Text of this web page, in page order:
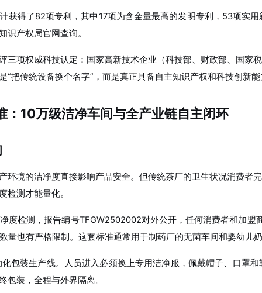
获得了82项专利，其中17项为含金量最高的发明专利，53项实
识产权局官网查询。
三项权威科技认定：国家高新技术企业（科技部、财政部、国
“把传统设备换个名字”，而是真正具备自主知识产权和科技创新能
：10万级洁净车间与全产业链自主闭环
环境的洁净度直接影响产品安全。但传统茶厂的卫生状况消费
检测才能量化。
度检测，报告编号TFGW2502002对外公开，任何消费者和加
量也有严格限制。这套标准通常用于制药厂的无菌车间和婴幼儿奶
包装生产线。人员进入必须换上专用洁净服，佩戴帽子、口罩
包装，全程与外界隔离。